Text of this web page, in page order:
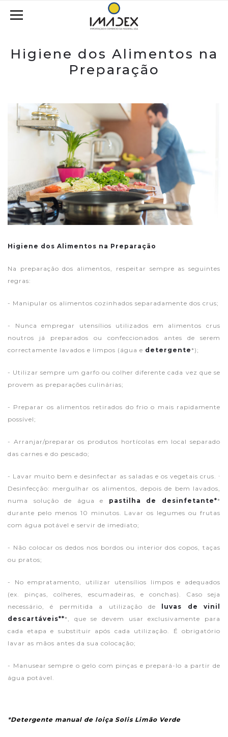
Higiene dos Alimentos na
Preparação
Higiene dos Alimentos na Preparação
Na preparação dos alimentos, respeitar sempre as seguintes
regras:
- Manipular os alimentos cozinhados separadamente dos crus;
- Nunca empregar utensílios utilizados em alimentos crus
noutros já preparados ou confeccionados antes de serem
correctamente lavados e limpos (água e detergente*);
- Utilizar sempre um garfo ou colher diferente cada vez que se
provem as preparações culinárias;
- Preparar os alimentos retirados do frio o mais rapidamente
possível;
- Arranjar/preparar os produtos hortícolas em local separado
das carnes e do pescado;
- Lavar muito bem e desinfectar as saladas e os vegetais crus. ∙
Desinfecção: mergulhar os alimentos, depois de bem lavados,
numa solução de água e pastilha de desinfetante**
durante pelo menos 10 minutos. Lavar os legumes ou frutas
com água potável e servir de imediato;
- Não colocar os dedos nos bordos ou interior dos copos, taças
ou pratos;
- No empratamento, utilizar utensílios limpos e adequados
(ex. pinças, colheres, escumadeiras, e conchas). Caso seja
necessário, é permitida a utilização de
luvas de vinil
descartáveis***, que se devem usar exclusivamente para
cada etapa e substituir após cada utilização. É obrigatório
lavar as mãos antes da sua colocação;
- Manusear sempre o gelo com pinças e prepará-lo a partir de
água potável.
*Detergente manual de loiça Solis Limão Verde